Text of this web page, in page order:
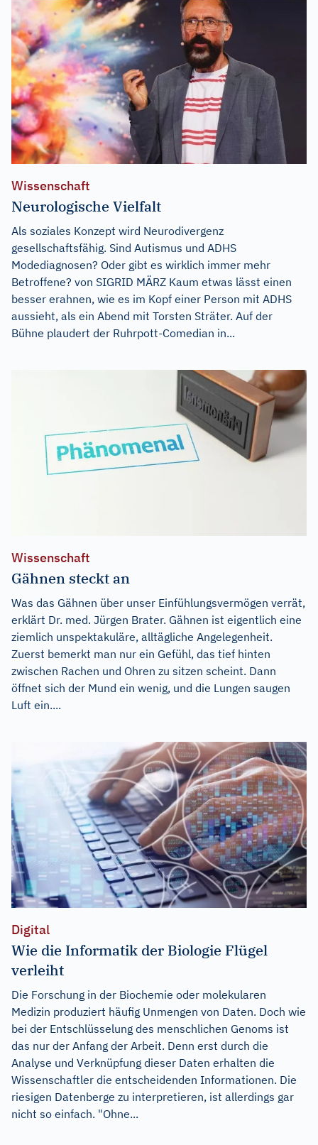
Wissenschaft
Neurologische Vielfalt
Als soziales Konzept wird Neurodivergenz
gesellschaftsfähig. Sind Autismus und ADHS
Modediagnosen? Oder gibt es wirklich immer mehr
Betroffene? von SIGRID MÄRZ Kaum etwas lässt einen
besser erahnen, wie es im Kopf einer Person mit ADHS
aussieht, als ein Abend mit Torsten Sträter. Auf der
Bühne plaudert der Ruhrpott-Comedian in...
Wissenschaft
Gähnen steckt an
Was das Gähnen über unser Einfühlungsvermögen verrät,
erklärt Dr. med. Jürgen Brater. Gähnen ist eigentlich eine
ziemlich unspektakuläre, alltägliche Angelegenheit.
Zuerst bemerkt man nur ein Gefühl, das tief hinten
zwischen Rachen und Ohren zu sitzen scheint. Dann
öffnet sich der Mund ein wenig, und die Lungen saugen
Luft ein....
Digital
Wie die Informatik der Biologie Flügel
verleiht
Die Forschung in der Biochemie oder molekularen
Medizin produziert häufig Unmengen von Daten. Doch wie
bei der Entschlüsselung des menschlichen Genoms ist
das nur der Anfang der Arbeit. Denn erst durch die
Analyse und Verknüpfung dieser Daten erhalten die
Wissenschaftler die entscheidenden Informationen. Die
riesigen Datenberge zu interpretieren, ist allerdings gar
nicht so einfach. "Ohne...